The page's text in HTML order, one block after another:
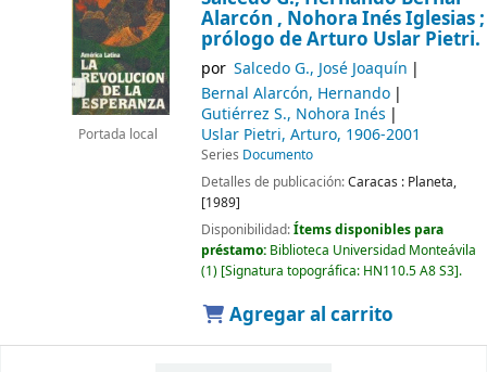
Portada local
Alarcón , Nohora Inés Iglesias ;
prólogo de Arturo Uslar Pietri.
por Salcedo G., José Joaquín
Bernal Alarcón, Hernando
Gutiérrez S., Nohora Inés
Uslar Pietri, Arturo, 1906-2001
Series Documento
Detalles de publicación:Caracas : Planeta,
[1989]
Disponibilidad:Ítems disponibles para
préstamo: Biblioteca Universidad Monteávila
(1) Signatura topográfica: HN110.5 A8 S3 .
Agregar al carrito